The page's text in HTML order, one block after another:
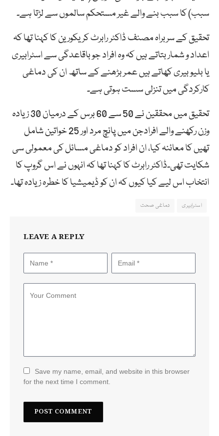
سبب) کا سبب بنے والے غیر مستحکم سالموں سے لڑتا ہے۔
تحقیق کے سربراہ مصنف ڈاکٹر رابرٹ کریکورین کا کہنا تھا کہ
اعداد و شمار بتاتے ہیں کہ وہ افراد جو باقاعدگی سے اسٹرابیری
یا بلیو بیری کھاتے ہیں عمر بڑھنے کے ساتھ ان کی دماغی
کارکردگی میں تنزلی سست ہوتی ہے۔
تحقیق میں محققین نے 50 سے 60 برس کے درمیان 30 زیادہ
وزن رکھنے والے افرادجن میں پانچ مرد اور 25 خواتین شامل
تھیں کا معائنہ کیا، ان افراد کو دماغی مسائل کی معمولی سی
شکایت تھی۔ڈاکٹر رابرٹ کا کہنا تھا کہ انہوں نے اس گروپ کا
انتخاب اس لیے کیا کیوں کہ ان کو ڈیمیشیا کا خطرہ زیادہ تھا۔
اسٹرابیری دماغی صحت
LEAVE A REPLY
Save my name, email, and website in this browser
for the next time I comment.